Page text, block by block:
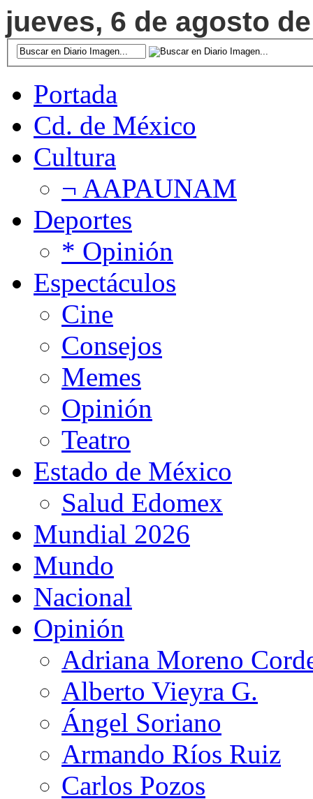
jueves, 6 de agosto
Portada
Cd. de México
Cultura
¬ AAPAUNAM
Deportes
* Opinión
Espectáculos
Cine
Consejos
Memes
Opinión
Teatro
Estado de México
Salud Edomex
Mundial 2026
Mundo
Nacional
Opinión
Adriana Moreno
Alberto Vieyra G.
Ángel Soriano
Armando Ríos Ruiz
Carlos Pozos